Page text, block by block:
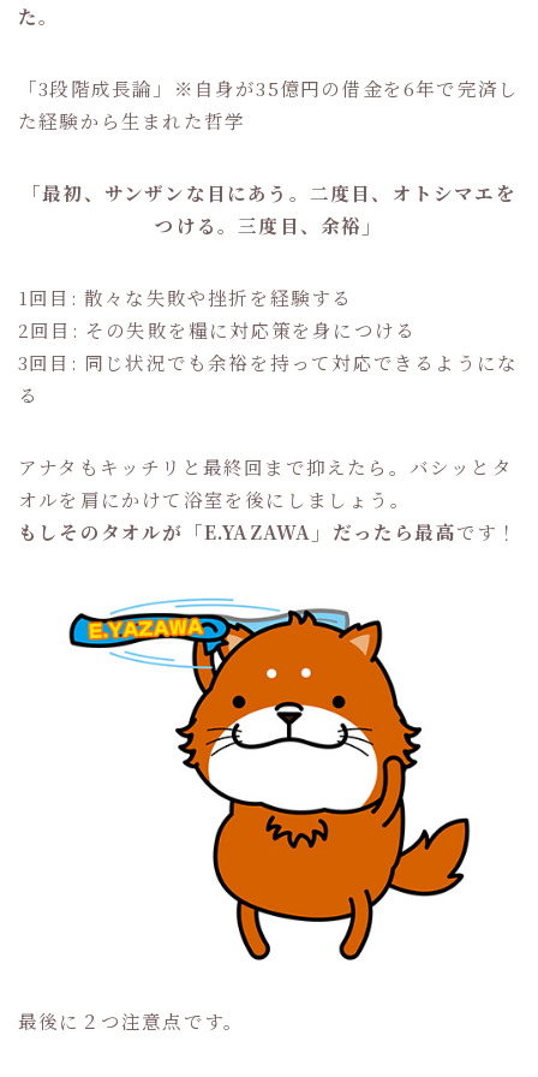
た。
「3段階成長論」※自身が35億円の借金を6年で完済し
た経験から生まれた哲学
「最初、サンザンな目にあう。二度目、オトシマエを
つける。三度目、余裕」
1回目: 散々な失敗や挫折を経験する
2回目: その失敗を糧に対応策を身につける
3回目: 同じ状況でも余裕を持って対応できるようにな
る
アナタもキッチリと最終回まで抑えたら。バシッとタ
オルを肩にかけて浴室を後にしましょう。
もしそのタオルが「E.YAZAWA」だったら最高です！
最後に２つ注意点です。